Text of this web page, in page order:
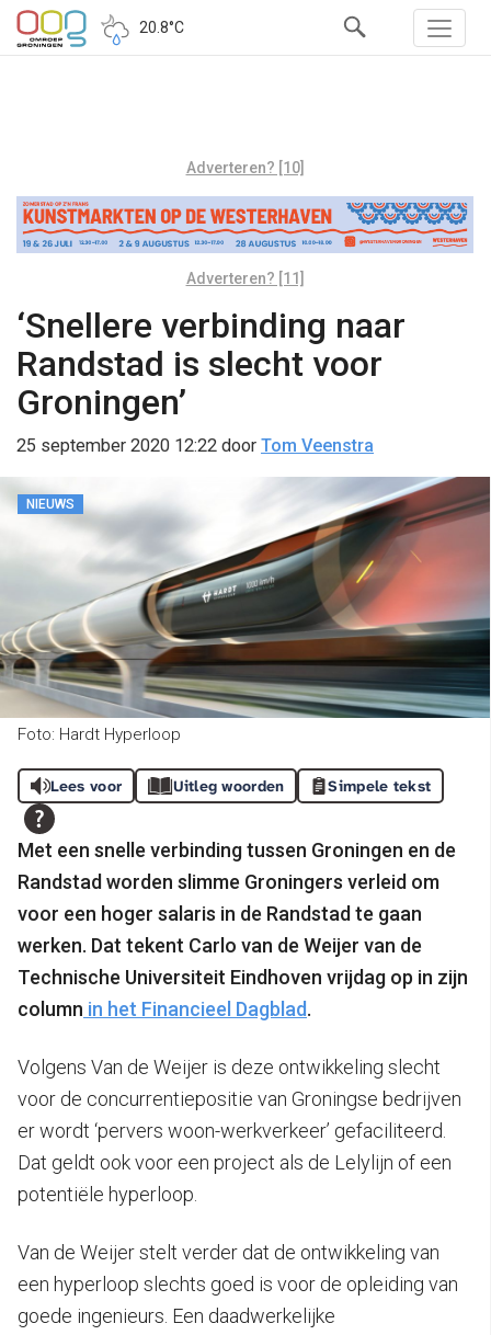
20.8°C
Adverteren? [10]
Adverteren? [11]
‘Snellere verbinding naar
Randstad is slecht voor
Groningen’
25 september 2020 12:22 door Tom Veenstra
NIEUWS
Foto: Hardt Hyperloop
Lees voor Uitleg woorden Simpele tekst
Met een snelle verbinding tussen Groningen en de
Randstad worden slimme Groningers verleid om
voor een hoger salaris in de Randstad te gaan
werken. Dat tekent Carlo van de Weijer van de
Technische Universiteit Eindhoven vrijdag op in zijn
column in het Financieel Dagblad.
Volgens Van de Weijer is deze ontwikkeling slecht
voor de concurrentiepositie van Groningse bedrijven
er wordt ‘pervers woon-werkverkeer’ gefaciliteerd.
Dat geldt ook voor een project als de Lelylijn of een
potentiële hyperloop.
Van de Weijer stelt verder dat de ontwikkeling van
een hyperloop slechts goed is voor de opleiding van
goede ingenieurs. Een daadwerkelijke